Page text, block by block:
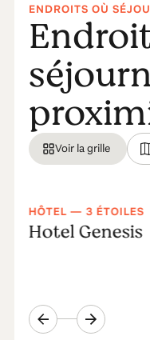
ENDROITS OÙ
Voir la grille
HÔTEL — 3 ÉTOILES
Hotel Genesis